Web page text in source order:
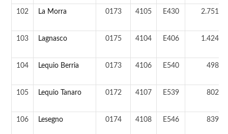
102 La Morra 0173 4105 E430 2.751 ab
103 Lagnasco 0175 4104 E406 1.424 ab
104 Lequio Berria 0173 4106 E540 498 ab
105 Lequio Tanaro 0172 4107 E539 802 ab
106 Lesegno 0174 4108 E546 839 ab